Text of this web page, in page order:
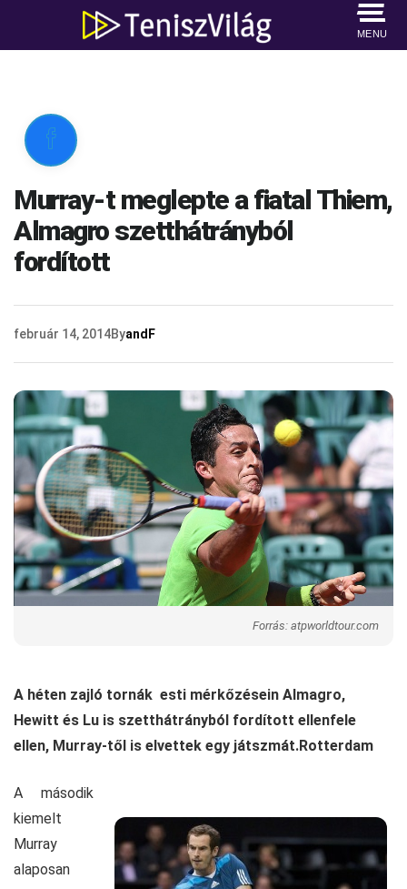
MENU

Murray-t meglepte a fiatal Thiem,
Almagro szetthátrányból
fordított
február 14, 2014ByandF
Forrás: atpworldtour.com
A héten zajló tornák esti mérkőzésein Almagro,
Hewitt és Lu is szetthátrányból fordított ellenfele
ellen, Murray-től is elvettek egy játszmát.Rotterdam
A második
kiemelt
Murray
alaposan